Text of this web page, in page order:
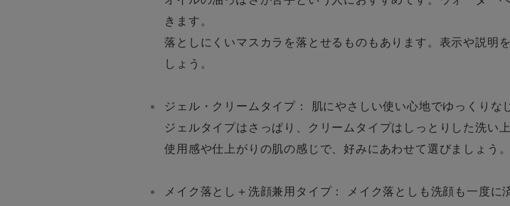
きます。
落としにくいマスカラを落とせるものもあります。表示や説明
しょう。
ジェル・クリームタイプ： 肌にやさしい使い心地でゆっくりな
ジェルタイプはさっぱり、クリームタイプはしっとりした洗い
使用感や仕上がりの肌の感じで、好みにあわせて選びましょう。
メイク落とし＋洗顔兼用タイプ： メイク落としも洗顔も一度に